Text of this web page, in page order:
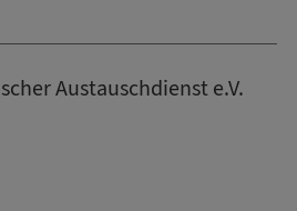
Austauschdienst e.V.